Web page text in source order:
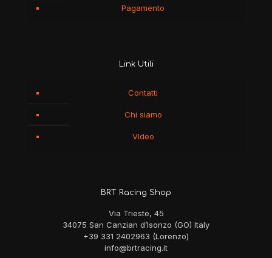
Pagamento
Link Utili
Contatti
Chi siamo
VIdeo
BRT Racing Shop
Via Trieste, 45
34075 San Canzian d’Isonzo (GO) Italy
+39 331 2402963 (Lorenzo)
info@brtracing.it